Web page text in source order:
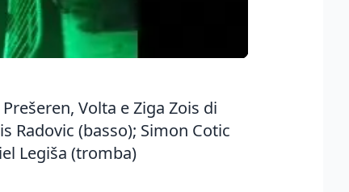
Volta e Ziga Zois di
Radovic (basso); Simon Cotic
Legiša (tromba)